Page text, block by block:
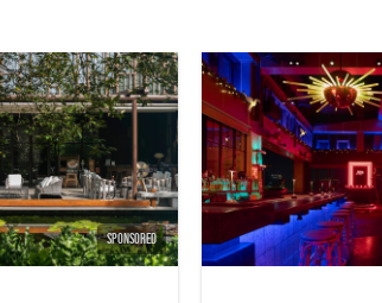
SPONSORED